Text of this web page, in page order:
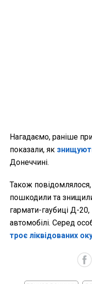
Нагадаємо, раніше
показали, як
Донеччині.
Також
пошкодили та
гармати-гаубиці Д-
автомобілі. Серед
троє ліквідованих